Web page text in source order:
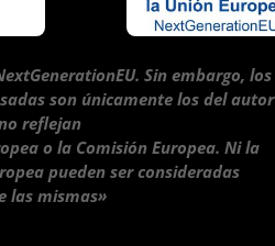
Sin embargo, los
son únicamente los del autor
reflejan
o la Comisión Europea. Ni la
pueden ser consideradas
las mismas»